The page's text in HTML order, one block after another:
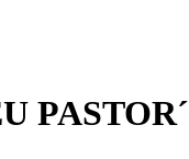
PASTOR´